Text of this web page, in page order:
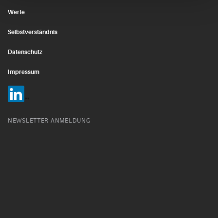
Werte
Selbstverständnis
Datenschutz
Impressum
NEWSLETTER ANMELDUNG